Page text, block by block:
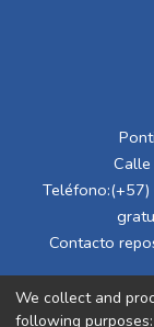
Contacto
We collect and
following purposes: